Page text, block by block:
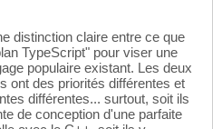
distinction claire entre ce que
TypeScript" pour viser une
populaire existant. Les deux
ont des priorités différentes et
différentes... surtout, soit ils
de conception d'une parfaite